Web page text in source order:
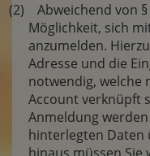
(2) Abweichend von
Möglichkeit, sich
anzumelden.
Adresse und die
notwendig, welche
Account verknüpft
Anmeldung
hinterlegten